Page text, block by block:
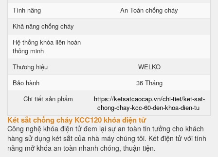
Tính năng
An Toàn chống cháy
Khả năng chống cháy
Hệ thống khóa liên hoàn
thông minh
Thương hiệu
WELKO
Bảo hành
36 Tháng
Chi tiết sản phẩm
https://ketsatcaocap.vn/chi-tiet/ket-sat-
chong-chay-kcc-60-den-khoa-dien-tu
Két sắt chống cháy KCC120 khóa điện tử
Công nghệ khóa điện tử đem lại sự an toàn tin tưởng cho khách
hàng sử dụng két sắt của nhà máy chúng tôi. Két điện tử với tính
năng mở khóa an toàn nhanh chóng, thuận tiện.